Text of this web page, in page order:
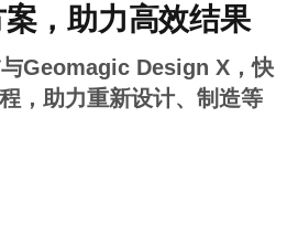
，助力高效结果
Geomagic Design X，快
，助力重新设计、制造等